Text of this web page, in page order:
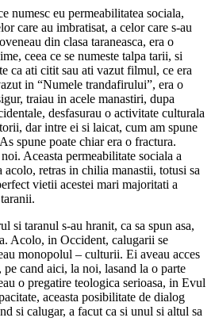
numesc eu permeabilitatea sociala,
care au imbratisat, a celor care s-au
din clasa taraneasca, era o
ceea ce se numeste talpa tarii, si
ca ati citit sau ati vazut filmul, ce era
in “Numele trandafirului”, era o
traiau in acele manastiri, dupa
desfasurau o activitate culturala
dar intre ei si laicat, cum am spune
spune poate chiar era o fractura.
Aceasta permeabilitate sociala a
retras in chilia manastii, totusi sa
vietii acestei mari majoritati a
si taranul s-au hranit, ca sa spun asa,
Acolo, in Occident, calugarii se
monopolul – culturii. Ei aveau acces
cand aici, la noi, lasand la o parte
o pregatire teologica serioasa, in Evul
aceasta posibilitate de dialog
si calugar, a facut ca si unul si altul sa